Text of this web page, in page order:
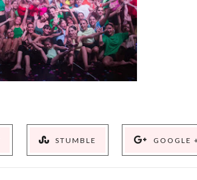
STUMBLE GOOGLE